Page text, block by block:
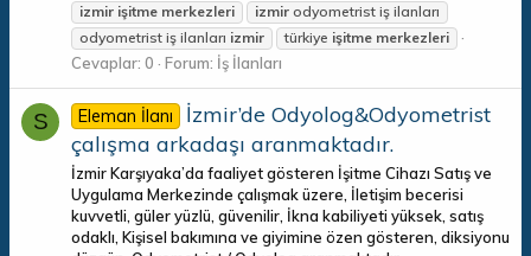
izmir işitme merkezleri izmir odyometrist iş ilanları
odyometrist iş ilanları izmir türkiye işitme merkezleri
Cevaplar: 0 Forum: İş İlanları
S Eleman İlanı
İzmir’de Odyolog&Odyometrist
çalışma arkadaşı aranmaktadır.
İzmir Karşıyaka’da faaliyet gösteren İşitme Cihazı Satış ve
Uygulama Merkezinde çalışmak üzere, İletişim becerisi
kuvvetli, güler yüzlü, güvenilir, İkna kabiliyeti yüksek, satış
odaklı, Kişisel bakımına ve giyimine özen gösteren, diksiyonu